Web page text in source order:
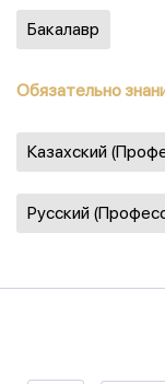
Бакалавр
Обязательно
Казахский
Русский